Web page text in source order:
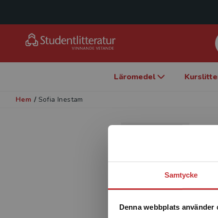
Samtycke
Denna webbplats använder
Läromedel
Hem / Sofia Inestam